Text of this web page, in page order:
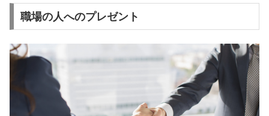
職場の人へのプレゼント